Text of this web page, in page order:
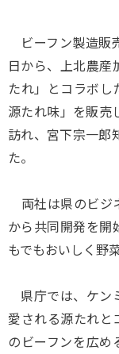
ビーフン製造販
日から、上北農
たれ」とコラボ
源たれ味」を販売
訪れ、宮下宗一郎
た。
両社は県のビジ
から共同開発を開
もでもおいしく野
県庁では、ケン
愛される源たれと
のビーフンを広め